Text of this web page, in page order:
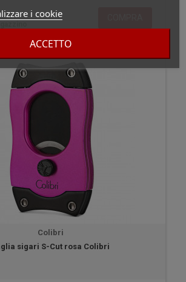
i cookie
ACCETTO
Colibri
sigari S-Cut rosa Colibri